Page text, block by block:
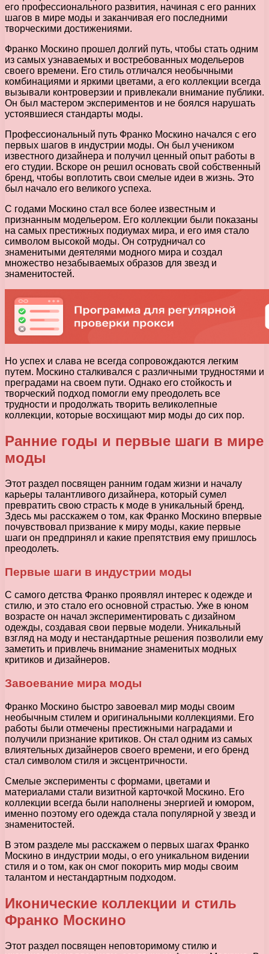
его профессионального развития, начиная с его ранних
шагов в мире моды и заканчивая его последними
творческими достижениями.
Франко Москино прошел долгий путь, чтобы стать одним
из самых узнаваемых и востребованных модельеров
своего времени. Его стиль отличался необычными
комбинациями и яркими цветами, а его коллекции всегда
вызывали контроверзии и привлекали внимание публики.
Он был мастером экспериментов и не боялся нарушать
устоявшиеся стандарты моды.
Профессиональный путь Франко Москино начался с его
первых шагов в индустрии моды. Он был учеником
известного дизайнера и получил ценный опыт работы в
его студии. Вскоре он решил основать свой собственный
бренд, чтобы воплотить свои смелые идеи в жизнь. Это
был начало его великого успеха.
С годами Москино стал все более известным и
признанным модельером. Его коллекции были показаны
на самых престижных подиумах мира, и его имя стало
символом высокой моды. Он сотрудничал со
знаменитыми деятелями модного мира и создал
множество незабываемых образов для звезд и
знаменитостей.
Но успех и слава не всегда сопровождаются легким
путем. Москино сталкивался с различными трудностями и
преградами на своем пути. Однако его стойкость и
творческий подход помогли ему преодолеть все
трудности и продолжать творить великолепные
коллекции, которые восхищают мир моды до сих пор.
Ранние годы и первые шаги в мире
моды
Этот раздел посвящен ранним годам жизни и началу
карьеры талантливого дизайнера, который сумел
превратить свою страсть к моде в уникальный бренд.
Здесь мы расскажем о том, как Франко Москино впервые
почувствовал призвание к миру моды, какие первые
шаги он предпринял и какие препятствия ему пришлось
преодолеть.
Первые шаги в индустрии моды
С самого детства Франко проявлял интерес к одежде и
стилю, и это стало его основной страстью. Уже в юном
возрасте он начал экспериментировать с дизайном
одежды, создавая свои первые модели. Уникальный
взгляд на моду и нестандартные решения позволили ему
заметить и привлечь внимание знаменитых модных
критиков и дизайнеров.
Завоевание мира моды
Франко Москино быстро завоевал мир моды своим
необычным стилем и оригинальными коллекциями. Его
работы были отмечены престижными наградами и
получили признание критиков. Он стал одним из самых
влиятельных дизайнеров своего времени, и его бренд
стал символом стиля и эксцентричности.
Смелые эксперименты с формами, цветами и
материалами стали визитной карточкой Москино. Его
коллекции всегда были наполнены энергией и юмором,
именно поэтому его одежда стала популярной у звезд и
знаменитостей.
В этом разделе мы расскажем о первых шагах Франко
Москино в индустрии моды, о его уникальном видении
стиля и о том, как он смог покорить мир моды своим
талантом и нестандартным подходом.
Иконические коллекции и стиль
Франко Москино
Этот раздел посвящен неповторимому стилю и